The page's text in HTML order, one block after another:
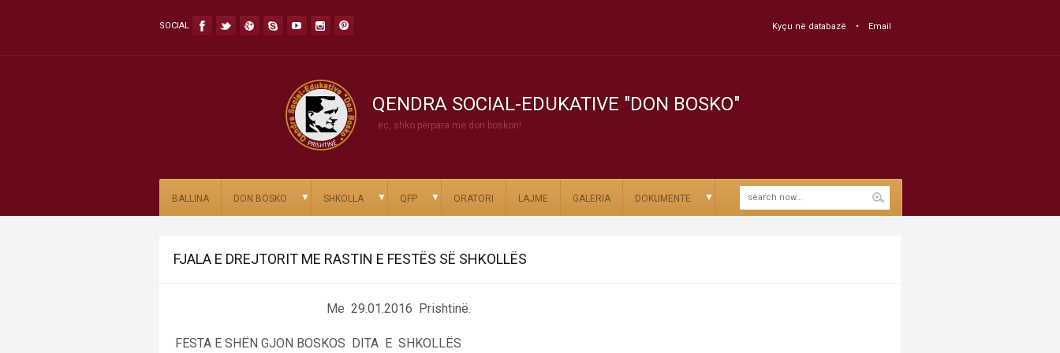
SOCIAL Kyçu në databazë Email
QENDRA SOCIAL-EDUKATIVE "DON BOSKO"
ec, shko përpara me don boskon!
BALLINA DON BOSKO ▼ SHKOLLA ▼ QFP ▼ ORATORI LAJME GALERIA DOKUMENTE ▼
FJALA E DREJTORIT ME RASTIN E FESTËS SË SHKOLLËS
Me 29.01.2016 Prishtinë.
FESTA E SHËN GJON BOSKOS DITA E SHKOLLËS